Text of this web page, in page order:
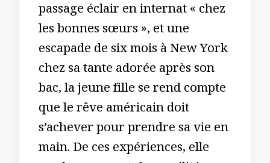
passage éclair en internat « chez
les bonnes sœurs », et une
escapade de six mois à New York
chez sa tante adorée après son
bac, la jeune fille se rend compte
que le rêve américain doit
s’achever pour prendre sa vie en
main. De ces expériences, elle